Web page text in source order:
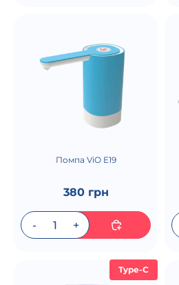
Помпа ViO E19
380 грн
Type-C